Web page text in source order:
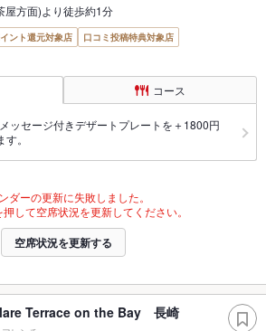
屋方面)より徒歩約1分
ント還元対象店
口コミ投稿特典対象店
コース
ッセージ付きデザートプレートを＋1800円
。
ダーの更新に失敗しました。
して空席状況を更新してください。
空席状況を更新する
Terrace on the Bay 長崎